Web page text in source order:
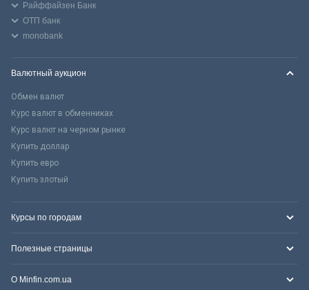
Райффайзен Банк
ОТП банк
monobank
Валютный аукцион
Обмен валют
Курс валют в обменниках
Курс валют на черном рынке
Купить доллар
Купить евро
Купить злотый
Курсы по городам
Полезные страницы
О Minfin.com.ua